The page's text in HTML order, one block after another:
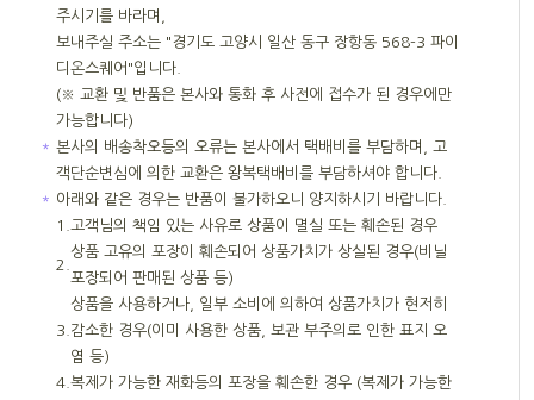
주시기를 바라며,
보내주실 주소는 "경기도 고양시 일산 동구 장항동 568-3 파이
디온스퀘어"입니다.
(※ 교환 및 반품은 본사와 통화 후 사전에 접수가 된 경우에만
가능합니다)
＊ 본사의 배송착오등의 오류는 본사에서 택배비를 부담하며, 고
객단순변심에 의한 교환은 왕복택배비를 부담하셔야 합니다.
＊ 아래와 같은 경우는 반품이 불가하오니 양지하시기 바랍니다.
1. 고객님의 책임 있는 사유로 상품이 멸실 또는 훼손된 경우
2.
상품 고유의 포장이 훼손되어 상품가치가 상실된 경우(비닐
포장되어 판매된 상품 등)
3.
상품을 사용하거나, 일부 소비에 의하여 상품가치가 현저히
감소한 경우(이미 사용한 상품, 보관 부주의로 인한 표지 오
염 등)
4. 복제가 가능한 재화등의 포장을 훼손한 경우 (복제가 가능한